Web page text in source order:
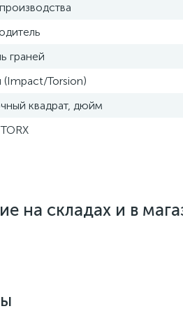
граней
(Impact/Torsion)
квадрат, дюйм
на складах и в